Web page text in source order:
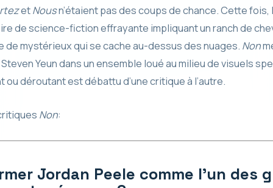
etNousn’étaient pas des coups de chance. Cette
de science-fiction effrayante impliquant un ranch de
de mystérieux qui se cache au-dessus des nuages. Non
Steven Yeun dans un ensemble loué au milieu de visuels
déroutant est débattu d’une critique à l’autre.
Non:
Jordan Peele comme l’un des